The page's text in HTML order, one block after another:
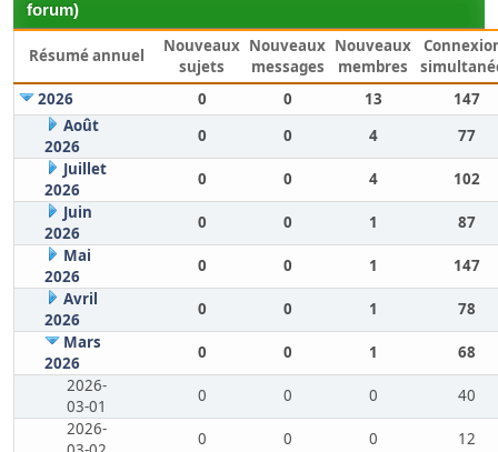
forum)
Résumé annuel
Nouveaux
sujets
Nouveaux
messages
Nouveaux
membres
2026
0 0 13
147
Août
2026
0 0 4
77
Juillet
2026
0 0 4
102
Juin
2026
0 0 1
87
Mai
2026
0 0 1
147
Avril
2026
0 0 1
78
Mars
2026
0 0 1
68
2026-
03-01
0 0 0
40
2026-
0 0 0
12